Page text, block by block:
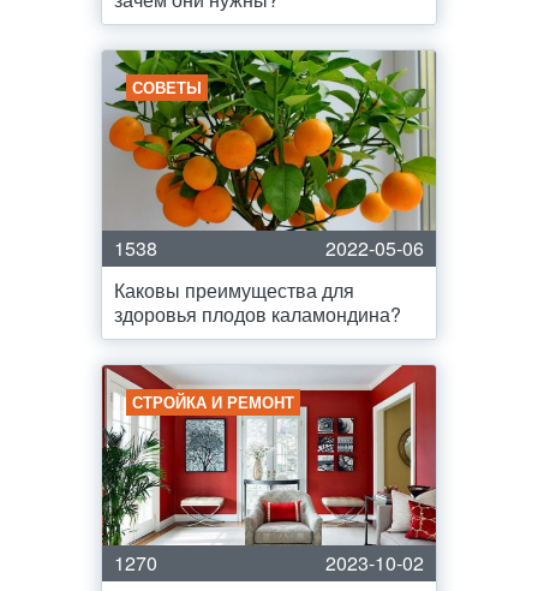
СОВЕТЫ
1538
2022-05-06
Каковы преимущества для
здоровья плодов каламондина?
СТРОЙКА И РЕМОНТ
1270 2023-10-02